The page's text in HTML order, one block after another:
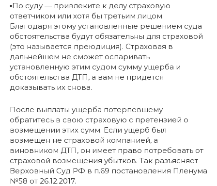
▪️По суду — привлеките к делу страховую
ответчиком или хотя бы третьим лицом.
Благодаря этому установленные решением суда
обстоятельства будут обязательны для страховой
(это называется преюдиция). Страховая в
дальнейшем не сможет оспаривать
установленную этим судом сумму ущерба и
обстоятельства ДТП, а вам не придется
доказывать их снова.
После выплаты ущерба потерпевшему
обратитесь в свою страховую с претензией о
возмещении этих сумм. Если ущерб был
возмещен не страховой компанией, а
виновником ДТП, он имеет право потребовать от
страховой возмещения убытков. Так разъясняет
Верховный Суд РФ в п.69 постановления Пленума
№58 от 26.12.2017.